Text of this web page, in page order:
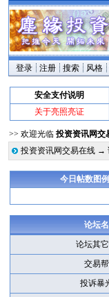
登录 注册 搜索 风格
安全支付说明
关于亮照亮证
>> 欢迎光临投资资讯网交
投资资讯网交易在线 →
今日帖数图例
论坛
论坛其
交易
投诉暴